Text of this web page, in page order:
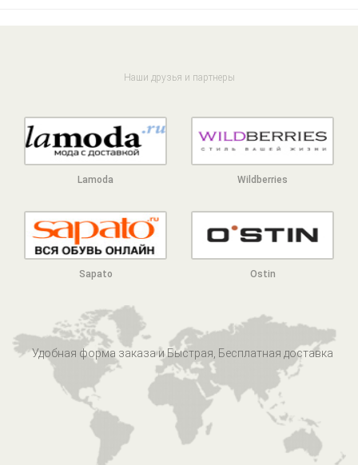
Наши друзья и партнеры
Lamoda Wildberries
Sapato Ostin
Удобная форма заказа и Быстрая, Бесплатная доставка